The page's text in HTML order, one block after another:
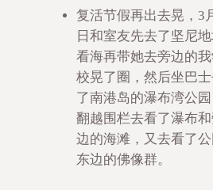
复活节假再出去晃，3
日和室友先去了坚尼
看海再带她去旁边的
校晃了圈，然后坐巴
了南港岛的瀑布湾公园
翻越围栏去看了瀑布
边的海滩，又去看了公
东边的佛像群。